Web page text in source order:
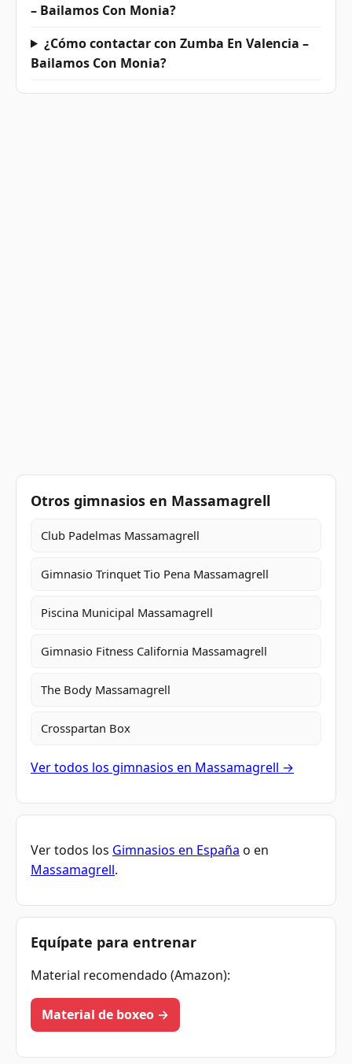
– Bailamos Con Monia?
¿Cómo contactar con Zumba En Valencia –
Bailamos Con Monia?
Otros gimnasios en Massamagrell
Club Padelmas Massamagrell
Gimnasio Trinquet Tio Pena Massamagrell
Piscina Municipal Massamagrell
Gimnasio Fitness California Massamagrell
The Body Massamagrell
Crosspartan Box
Ver todos los gimnasios en Massamagrell →
Ver todos los Gimnasios en España o en
Massamagrell.
Equípate para entrenar
Material recomendado (Amazon):
Material de boxeo →